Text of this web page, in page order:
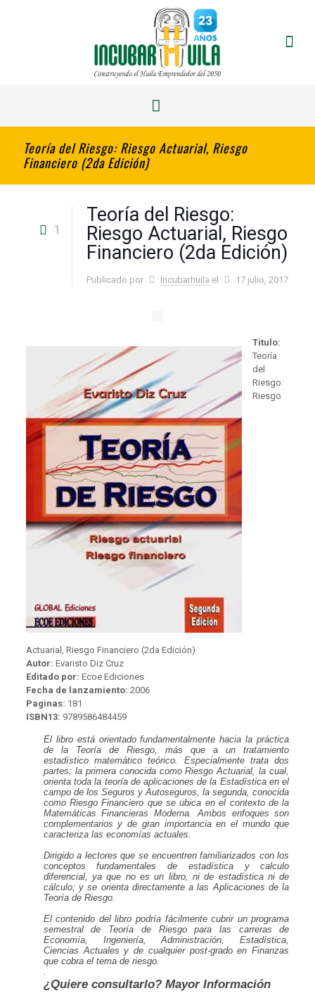
Teoría del Riesgo: Riesgo Actuarial, Riesgo
Financiero (2da Edición)
1
Teoría del Riesgo:
Riesgo Actuarial, Riesgo
Financiero (2da Edición)
Publicado por Incubarhuila el 17 julio, 2017
Titulo:
Teoría
del
Riesgo:
Riesgo
Actuarial, Riesgo Financiero (2da Edición)
Autor: Evaristo Diz Cruz
Editado por: Ecoe Ediciones
Fecha de lanzamiento: 2006
Paginas: 181
ISBN13: 9789586484459
El libro está orientado fundamentalmente hacia la práctica
de la Teoría de Riesgo, más que a un tratamiento
estadístico matemático teórico. Especialmente trata dos
partes; la primera conocida como Riesgo Actuarial, la cual,
orienta toda la teoría de aplicaciones de la Estadística en el
campo de los Seguros y Autoseguros, la segunda, conocida
como Riesgo Financiero que se ubica en el contexto de la
Matemáticas Financieras Moderna. Ambos enfoques son
complementarios y de gran importancia en el mundo que
caracteriza las economías actuales.
Dirigido a lectores que se encuentren familiarizados con los
conceptos fundamentales de estadística y calculo
diferencial, ya que no es un libro, ni de estadística ni de
cálculo; y se orienta directamente a las Aplicaciones de la
Teoría de Riesgo.
El contenido del libro podría fácilmente cubrir un programa
semestral de Teoría de Riesgo para las carreras de
Economía, Ingeniería, Administración, Estadística,
Ciencias Actuales y de cualquier post-grado en Finanzas
que cobra el tema de riesgo.
.
¿Quiere consultarlo? Mayor Información